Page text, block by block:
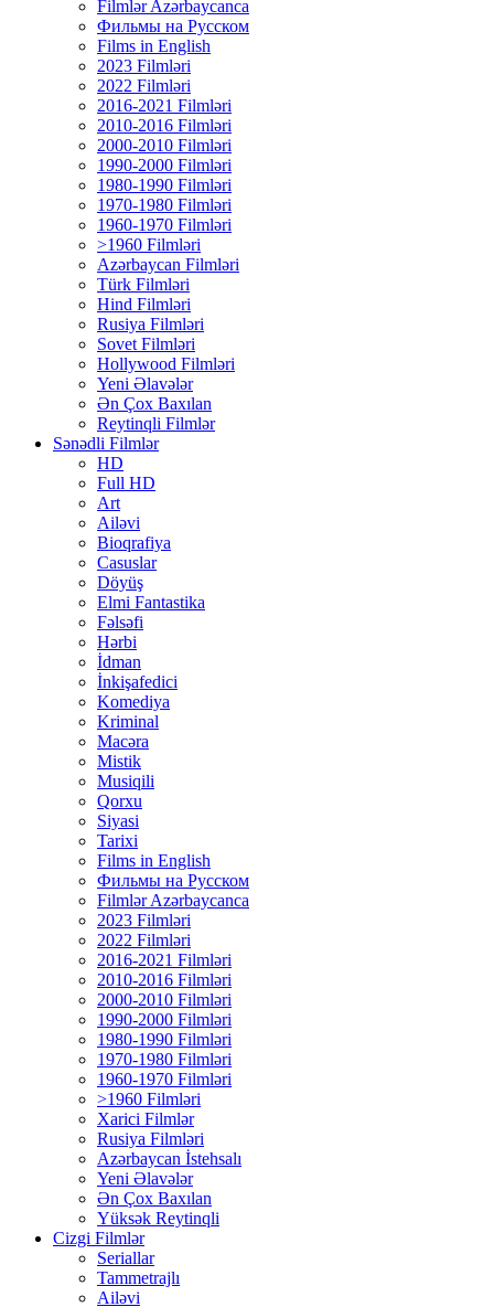
Filmlər Azərbaycanca
Фильмы на Русском
Films in English
2023 Filmləri
2022 Filmləri
2016-2021 Filmləri
2010-2016 Filmləri
2000-2010 Filmləri
1990-2000 Filmləri
1980-1990 Filmləri
1970-1980 Filmləri
1960-1970 Filmləri
>1960 Filmləri
Azərbaycan Filmləri
Türk Filmləri
Hind Filmləri
Rusiya Filmləri
Sovet Filmləri
Hollywood Filmləri
Yeni Əlavələr
Ən Çox Baxılan
Reytinqli Filmlər
Sənədli Filmlər
HD
Full HD
Art
Ailəvi
Bioqrafiya
Casuslar
Döyüş
Elmi Fantastika
Fəlsəfi
Hərbi
İdman
İnkişafedici
Komediya
Kriminal
Macəra
Mistik
Musiqili
Qorxu
Siyasi
Tarixi
Films in English
Фильмы на Русском
Filmlər Azərbaycanca
2023 Filmləri
2022 Filmləri
2016-2021 Filmləri
2010-2016 Filmləri
2000-2010 Filmləri
1990-2000 Filmləri
1980-1990 Filmləri
1970-1980 Filmləri
1960-1970 Filmləri
>1960 Filmləri
Xarici Filmlər
Rusiya Filmləri
Azərbaycan İstehsalı
Yeni Əlavələr
Ən Çox Baxılan
Yüksək Reytinqli
Cizgi Filmlər
Seriallar
Tammetrajlı
Ailəvi